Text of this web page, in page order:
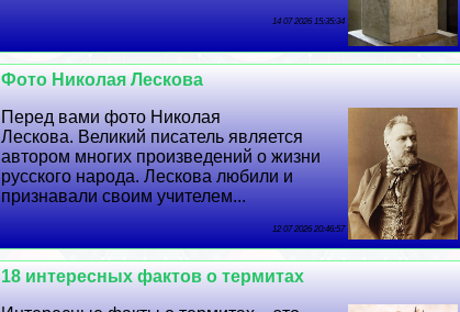
14 07 2026 15:35:34
Фото Николая Лескова
Перед вами фото Николая
Лескова. Великий писатель является
автором многих произведений о жизни
русского народа. Лескова любили и
признавали своим учителем...
12 07 2026 20:46:57
18 интересных фактов о термитах